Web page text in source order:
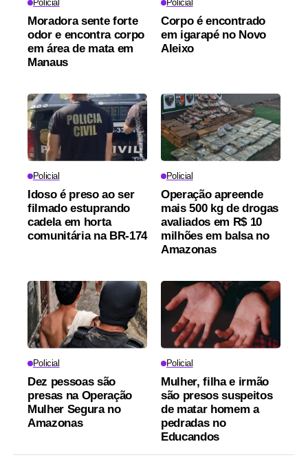
Policial
Moradora sente forte
odor e encontra corpo
em área de mata em
Manaus
Policial
Corpo é encontrado
em igarapé no Novo
Aleixo
Policial
Idoso é preso ao ser
filmado estuprando
cadela em horta
comunitária na BR-174
Policial
Operação apreende
mais 500 kg de drogas
avaliados em R$ 10
milhões em balsa no
Amazonas
Policial
Dez pessoas são
presas na Operação
Mulher Segura no
Amazonas
Policial
Mulher, filha e irmão
são presos suspeitos
de matar homem a
pedradas no
Educandos